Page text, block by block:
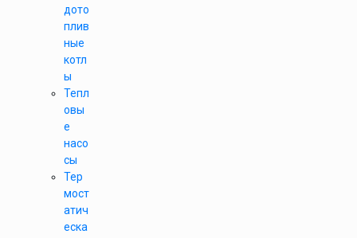
дото
плив
ные
котл
ы
Тепл
овы
е
насо
сы
Тер
мост
атич
еска